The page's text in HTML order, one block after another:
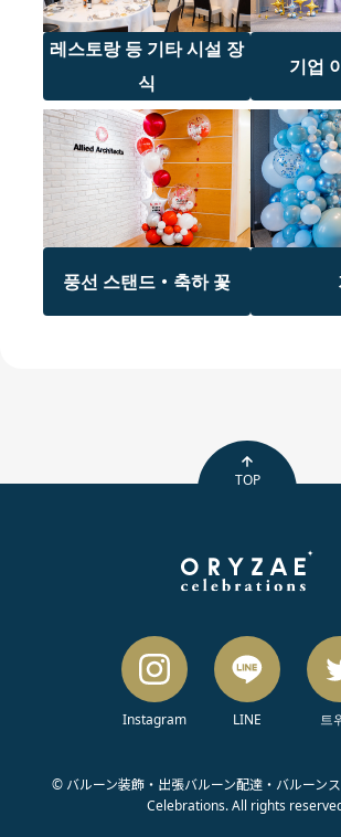
레스토랑 등 기타 시설 장
식
기업
풍선 스탠드・축하 꽃
TOP
Instagram LINE 트
© バルーン装飾・出張バルーン配達・バルーン
Celebrations. All rights